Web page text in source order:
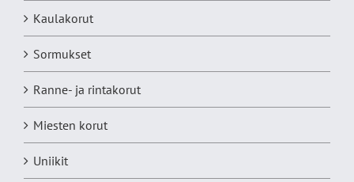
Kaulakorut
Sormukset
Ranne- ja rintakorut
Miesten korut
Uniikit